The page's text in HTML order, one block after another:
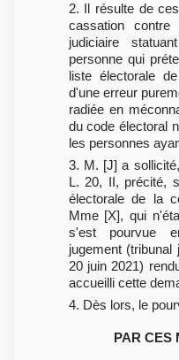
2. Il résulte de
cassation
judiciaire
personne qui
liste électorale
d'une erreur
radiée en
du code électoral
les personnes
3. M. [J] a
L. 20, II, précité,
électorale de la
Mme [X], qui
s'est pourvue
jugement (tribunal
20 juin 2021)
accueilli cette
4. Dès lors, le
PAR CES